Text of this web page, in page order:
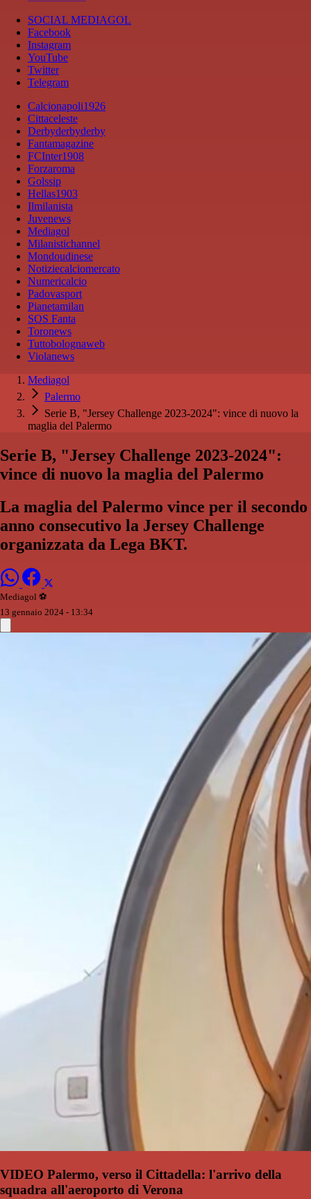
SOCIAL MEDIAGOL
Facebook
Instagram
YouTube
Twitter
Telegram
Calcionapoli1926
Cittaceleste
Derbyderbyderby
Fantamagazine
FCInter1908
Forzaroma
Golssip
Hellas1903
Ilmilanista
Juvenews
Mediagol
Milanistichannel
Mondoudinese
Notiziecalciomercato
Numericalcio
Padovasport
Pianetamilan
SOS Fanta
Toronews
Tuttobolognaweb
Violanews
Mediagol
Palermo
Serie B, "Jersey Challenge 2023-2024": vince di nuovo la
maglia del Palermo
Serie B, "Jersey Challenge 2023-2024":
vince di nuovo la maglia del Palermo
La maglia del Palermo vince per il secondo
anno consecutivo la Jersey Challenge
organizzata da Lega BKT.
Mediagol ⚽️️
13 gennaio 2024 - 13:34
VIDEO Palermo, verso il Cittadella: l'arrivo della
squadra all'aeroporto di Verona